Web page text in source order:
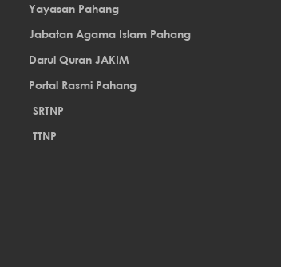
Yayasan Pahang
Jabatan Agama Islam Pahang
Darul Quran JAKIM
Portal Rasmi Pahang
SRTNP
TTNP